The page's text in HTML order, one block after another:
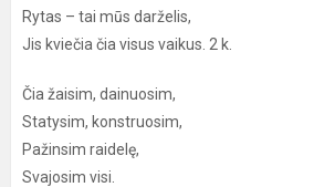
Rytas – tai mūs darželis,
Jis kviečia čia visus vaikus. 2 k.
Čia žaisim, dainuosim,
Statysim, konstruosim,
Pažinsim raidelę,
Svajosim visi.